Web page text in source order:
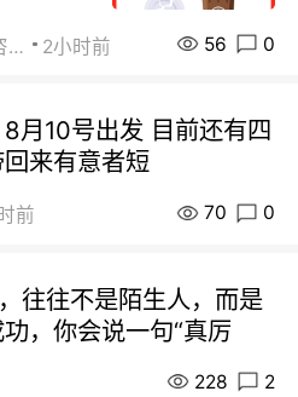
优悦培训咨询 2小时前 56 0
月10号出发 目前还有四
来有意者短
前 70 0
往往不是陌生人，而是
，你会说一句“真厉
228 2